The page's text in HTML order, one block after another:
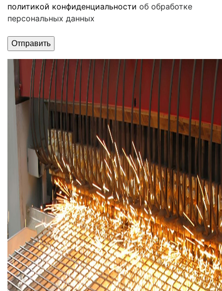
политикой конфиденциальности об обработке
персональных данных